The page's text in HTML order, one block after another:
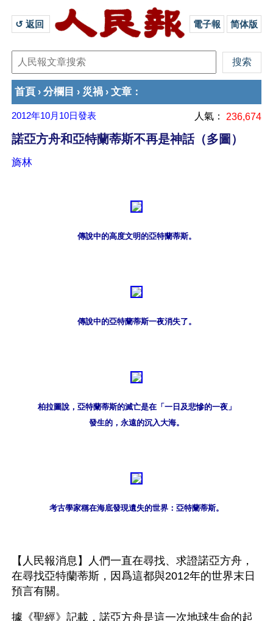
↺ 返回 電子報 简体版
首頁 › 分欄目 › 災禍 › 文章 ：
2012年10月10日發表 人氣： 236,674
諾亞方舟和亞特蘭蒂斯不再是神話（多圖）
旖林
傳說中的高度文明的亞特蘭蒂斯。
傳說中的亞特蘭蒂斯一夜消失了。
柏拉圖說，亞特蘭蒂斯的滅亡是在「一日及悲慘的一夜」
發生的，永遠的沉入大海。
考古學家稱在海底發現遺失的世界：亞特蘭蒂斯。
【人民報消息】人們一直在尋找、求證諾亞方舟，
在尋找亞特蘭蒂斯，因爲這都與2012年的世界末日
預言有關。
據《聖經》記載，諾亞方舟是這一次地球生命的起